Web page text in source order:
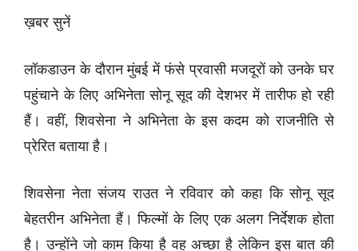
ख़बर सुनें
लॉकडाउन के दौरान मुंबई में फंसे प्रवासी मजदूरों को उनके घर
पहुंचाने के लिए अभिनेता सोनू सूद की देशभर में तारीफ हो रही
हैं। वहीं, शिवसेना ने अभिनेता के इस कदम को राजनीति से
प्रेरित बताया है।
शिवसेना नेता संजय राउत ने रविवार को कहा कि सोनू सूद
बेहतरीन अभिनेता हैं। फिल्मों के लिए एक अलग निर्देशक होता
है। उन्होंने जो काम किया है वह अच्छा है लेकिन इस बात की